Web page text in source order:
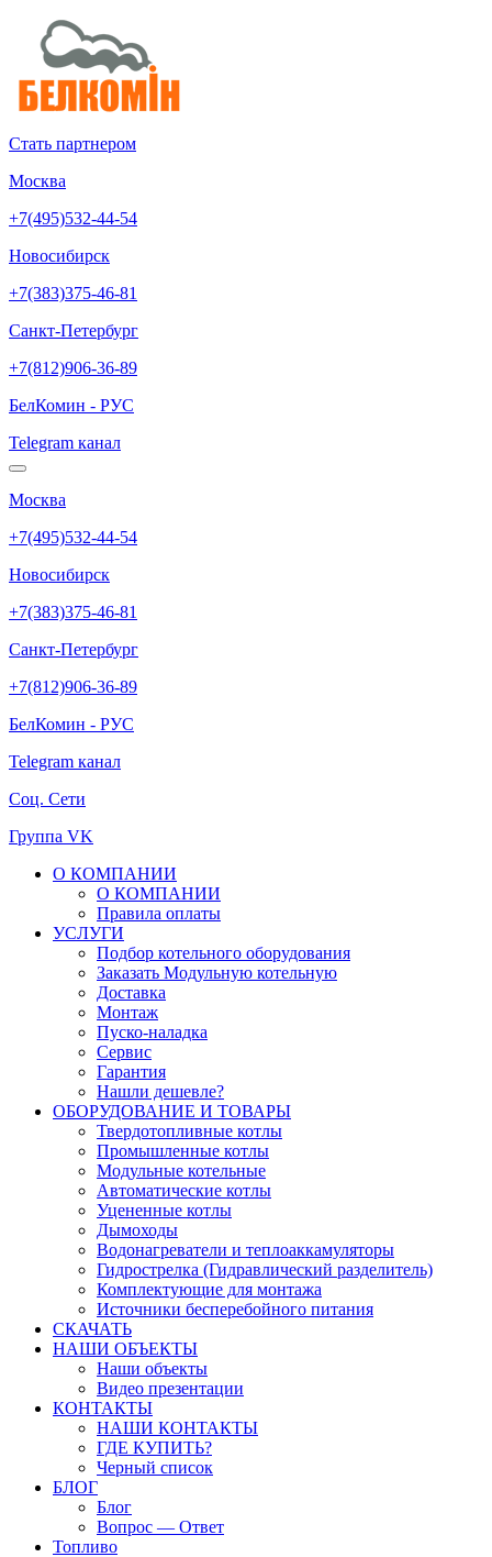
Стать партнером
Москва
+7(495)532-44-54
Новосибирск
+7(383)375-46-81
Санкт-Петербург
+7(812)906-36-89
БелКомин - РУС
Telegram канал
Москва
+7(495)532-44-54
Новосибирск
+7(383)375-46-81
Санкт-Петербург
+7(812)906-36-89
БелКомин - РУС
Telegram канал
Соц. Сети
Группа VK
О КОМПАНИИ
О КОМПАНИИ
Правила оплаты
УСЛУГИ
Подбор котельного оборудования
Заказать Модульную котельную
Доставка
Монтаж
Пуско-наладка
Сервис
Гарантия
Нашли дешевле?
ОБОРУДОВАНИЕ И ТОВАРЫ
Твердотопливные котлы
Промышленные котлы
Модульные котельные
Автоматические котлы
Уцененные котлы
Дымоходы
Водонагреватели и теплоаккамуляторы
Гидрострелка (Гидравлический разделитель)
Комплектующие для монтажа
Источники бесперебойного питания
СКАЧАТЬ
НАШИ ОБЪЕКТЫ
Наши объекты
Видео презентации
КОНТАКТЫ
НАШИ КОНТАКТЫ
ГДЕ КУПИТЬ?
Черный список
БЛОГ
Блог
Вопрос — Ответ
Топливо